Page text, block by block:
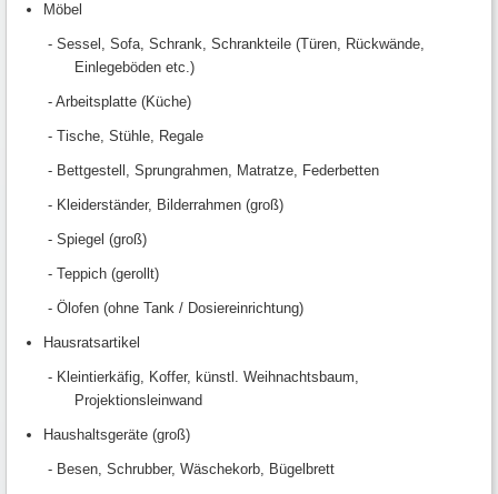
Möbel
- Sessel, Sofa, Schrank, Schrankteile (Türen, Rückwände,
Einlegeböden etc.)
- Arbeitsplatte (Küche)
- Tische, Stühle, Regale
- Bettgestell, Sprungrahmen, Matratze, Federbetten
- Kleiderständer, Bilderrahmen (groß)
- Spiegel (groß)
- Teppich (gerollt)
- Ölofen (ohne Tank / Dosiereinrichtung)
Hausratsartikel
- Kleintierkäfig, Koffer, künstl. Weihnachtsbaum,
Projektionsleinwand
Haushaltsgeräte (groß)
- Besen, Schrubber, Wäschekorb, Bügelbrett